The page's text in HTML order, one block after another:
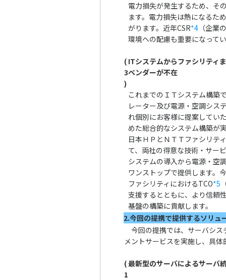
電力損失が発生するため、そ
ます。電力損失は熱になるた
がります。近年CSR*4（企業
環境への配慮も重要になって
(
3
)
ITシステムからファシリティ
ベンダーが不在
これまでのＩＴシステム構築
レーター及び電源・空調シス
れ個別にお客様に提案してい
めた総合的なシステム構築が
日本ＨＰとＮＴＴファシリテ
て、両社の得意な技術・サー
システムの導入から電源・空
ワンストップで提供します。
ファシリティにおけるTCO*5
支援するとともに、より信頼
基盤の構築に貢献します。
2.今回の提携で提供するソリュ
今回の提携では、サーバシス
メントサービスを実施し、具
(
1
最新型のサーバによるサーバ